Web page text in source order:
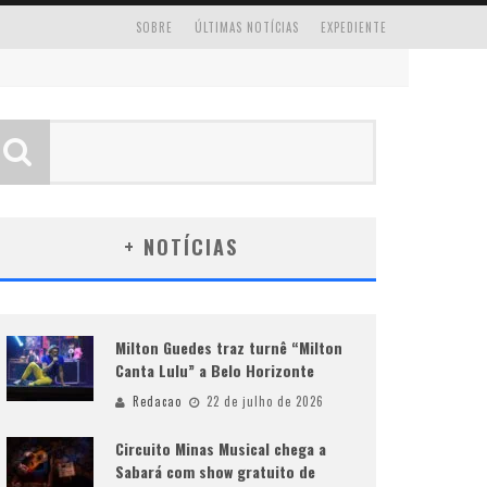
EXPEDIENTE
ÚLTIMAS NOTÍCIAS
SOBRE
+ NOTÍCIAS
Milton Guedes traz turnê “Milton
Canta Lulu” a Belo Horizonte
Redacao 22 de julho de 2026
Circuito Minas Musical chega a
Sabará com show gratuito de